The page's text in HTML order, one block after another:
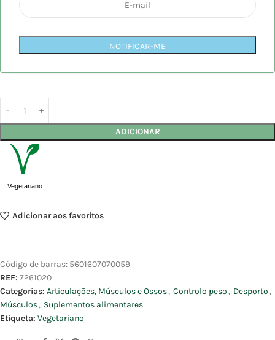
NOTIFICAR-ME
ADICIONAR
Vegetariano
Adicionar aos favoritos
Código de barras: 5601607070059
REF: 7261020
Categorias: Articulações, Músculos e Ossos, Controlo peso , Desporto ,
Músculos, Suplementos alimentares
Etiqueta: Vegetariano